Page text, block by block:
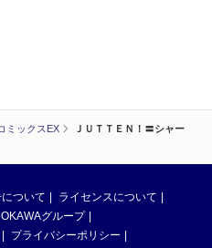
ミックスEX
ＪＵＴＴＥＮ！〓シャー
ついて
ライセンスについて
グループ
プライバシーポリシー